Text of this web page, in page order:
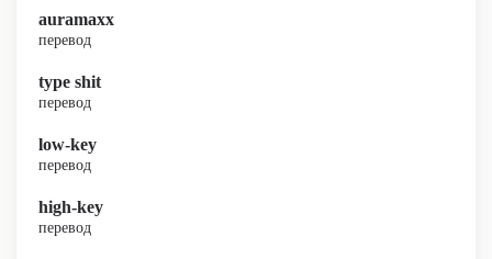
auramaxx
перевод
type shit
перевод
low-key
перевод
high-key
перевод